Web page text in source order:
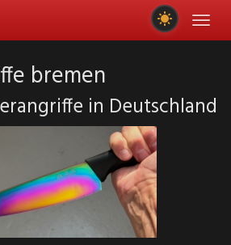
bremen
in Deutschland